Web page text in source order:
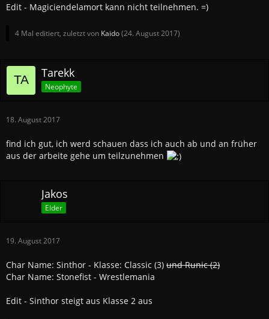
Edit - Magiciendelamort kann nicht teilnehmen. =)
4 Mal editiert, zuletzt von Kaido(24. August 2017)
Tarekk
Neophyte
18. August 2017
find ich gut, ich werd schauen dass ich auch ab und an früher
aus der arbeite gehe um teilzunehmen
Jakos
Elder
19. August 2017
Char Name: Sinthor - Klasse: Classic (3) und Runic (2)
Char Name: Stonefist - Wrestlemania
Edit - Sinthor steigt aus Klasse 2 aus